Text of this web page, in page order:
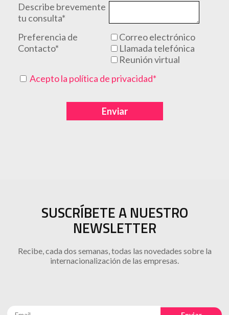
Describe brevemente
tu consulta*
Preferencia de
Contacto*
Correo electrónico
Llamada telefónica
Reunión virtual
Acepto la política de privacidad*
SUSCRÍBETE A NUESTRO
NEWSLETTER
Recibe, cada dos semanas, todas las novedades sobre la
internacionalización de las empresas.